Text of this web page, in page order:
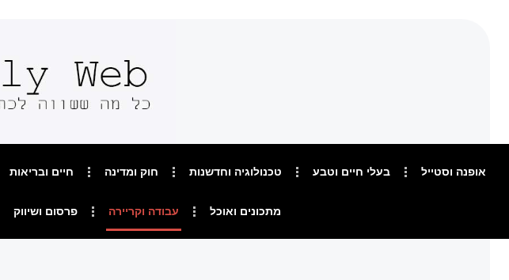
אופנה וסטייל בעלי חיים וטבע טכנולוגיה וחדשנות חוק ומדינה חיים ובריאות
מתכונים ואוכל עבודה וקריירה פרסום ושיווק